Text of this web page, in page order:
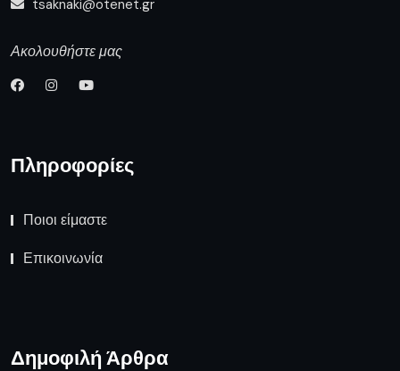
tsaknaki@otenet.gr
Ακολουθήστε μας
Πληροφορίες
Ποιοι είμαστε
Επικοινωνία
Δημοφιλή Άρθρα